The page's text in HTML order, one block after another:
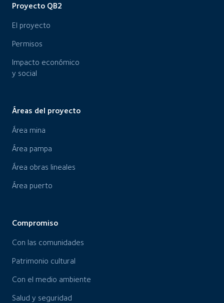
Proyecto QB2
El proyecto
Permisos
Impacto económico
y social
Áreas del proyecto
Área mina
Área pampa
Área obras lineales
Área puerto
Compromiso
Con las comunidades
Patrimonio cultural
Con el medio ambiente
Salud y seguridad